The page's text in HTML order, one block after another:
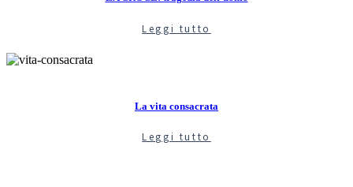
Leggi tutto
La vita consacrata
Leggi tutto